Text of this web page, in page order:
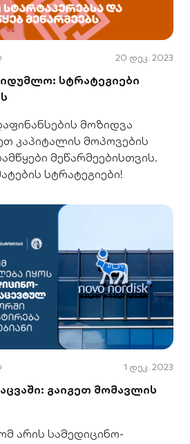
20 დეკ. 2023
სტრატეგიები
მოზიდვა
კაპიტალის მოპოვების
მეწარმეებისთვის.
სტრატეგიები!
1 დეკ. 2023
გაიგეთ მომავლის
არის სამედიცინო-